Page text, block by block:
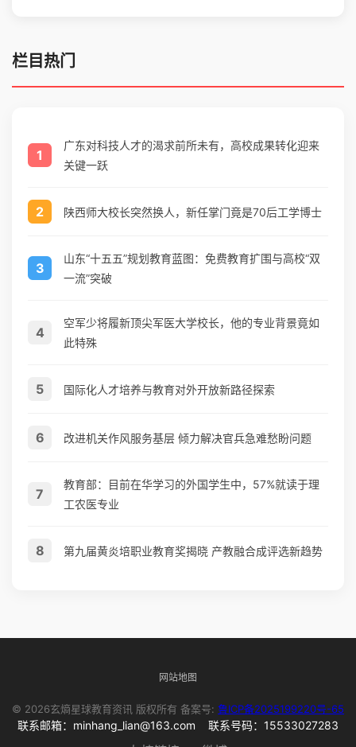
栏目热门
1
广东对科技人才的渴求前所未有，高校成果转化迎来
关键一跃
2 陕西师大校长突然换人，新任掌门竟是70后工学博士
3
山东“十五五”规划教育蓝图：免费教育扩围与高校“双
一流”突破
4
空军少将履新顶尖军医大学校长，他的专业背景竟如
此特殊
5 国际化人才培养与教育对外开放新路径探索
6 改进机关作风服务基层 倾力解决官兵急难愁盼问题
7
教育部：目前在华学习的外国学生中，57%就读于理
工农医专业
8 第九届黄炎培职业教育奖揭晓 产教融合成评选新趋势
网站地图
© 2026玄熵星球教育资讯 版权所有 备案号: 鲁ICP备2025199220号-65
联系邮箱：minhang_lian@163.com 联系号码：15533027283